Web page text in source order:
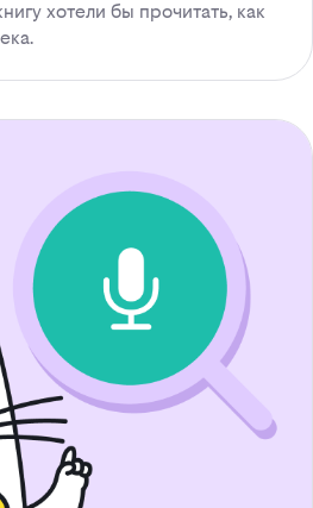
хотели бы прочитать, как